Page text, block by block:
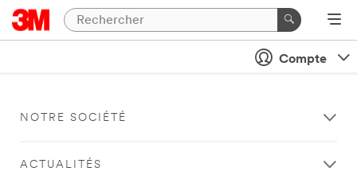
Compte
NOTRE SOCIÉTÉ
ACTUALITÉS